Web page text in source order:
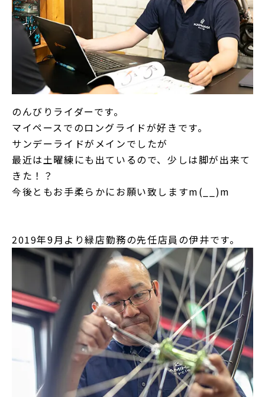
のんびりライダーです。
マイペースでのロングライドが好きです。
サンデーライドがメインでしたが
最近は土曜練にも出ているので、少しは脚が出来て
きた！？
今後ともお手柔らかにお願い致しますm(__)m
2019年9月より緑店勤務の先任店員の伊井です。